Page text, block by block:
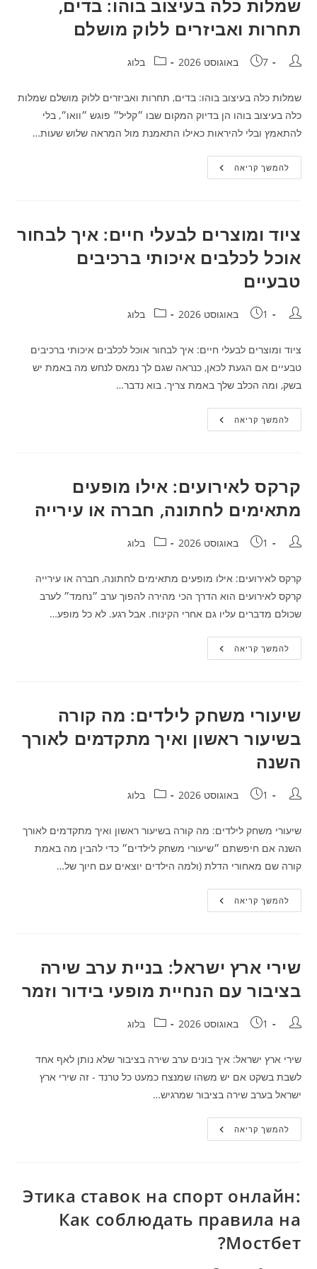
קניית
רעמת
האריה
שמלות כלה בעיצוב בוהו: בדים,
תחרות ואביזרים ללוק מושלם
מחבר: פורסם:
7 באוגוסט 2026 קטגוריה:
בלוג
שמלות כלה בעיצוב בוהו: בדים, תחרות ואביזרים ללוק מושלם שמלות
כלה בעיצוב בוהו הן בדיוק המקום שבו ״קליל״ פוגש ״וואו״, בלי
להתאמץ ובלי להיראות כאילו התאמנת מול המראה שלוש שעות…
להמשך קריאהשמלות
כלה
ללוק
מושלם
ציוד ומוצרים לבעלי חיים: איך לבחור
אוכל לכלבים איכותי ברכיבים
טבעיים
מחבר: פורסם:
1 באוגוסט 2026 קטגוריה:
בלוג
ציוד ומוצרים לבעלי חיים: איך לבחור אוכל לכלבים איכותי ברכיבים
טבעיים אם הגעת לכאן, כנראה שגם לך נמאס לנחש מה באמת יש
בשק, ומה הכלב שלך באמת צריך. בוא נדבר…
להמשך קריאהציוד
ומוצרים
לכלבים
איכותי
ברכיבים
טבעיים
קרקס לאירועים: אילו מופעים
מתאימים לחתונה, חברה או עירייה
מחבר: פורסם:
1 באוגוסט 2026 קטגוריה:
בלוג
קרקס לאירועים: אילו מופעים מתאימים לחתונה, חברה או עירייה
קרקס לאירועים הוא הדרך הכי מהירה להפוך ערב ״נחמד״ לערב
שכולם מדברים עליו גם אחרי הקינוח. אבל רגע. לא כל מופע…
להמשך קריאהקרקס
לאירועים:
או
שיעורי משחק לילדים: מה קורה
בשיעור ראשון ואיך מתקדמים לאורך
השנה
מחבר: פורסם:
1 באוגוסט 2026 קטגוריה:
בלוג
שיעורי משחק לילדים: מה קורה בשיעור ראשון ואיך מתקדמים לאורך
השנה אם חיפשתם ״שיעורי משחק לילדים״ כדי להבין מה באמת
קורה שם מאחורי הדלת (ולמה הילדים יוצאים עם חיוך של…
להמשך קריאהשיעורי
משחק
ואיך
מתקדמים
לאורך
השנה
שירי ארץ ישראל: בניית ערב שירה
בציבור עם הנחיית מופעי בידור וזמר
מחבר: פורסם:
1 באוגוסט 2026 קטגוריה:
בלוג
שירי ארץ ישראל: איך בונים ערב שירה בציבור שלא נותן לאף אחד
לשבת בשקט אם יש משהו שמנצח כמעט כל טרנד - זה שירי ארץ
ישראל בערב שירה בציבור שמרגיש…
להמשך קריאהשירי
ארץ
עם
הנחיית
מופעי
בידור
וזמר
Этика ставок на спорт онлайн:
Как соблюдать правила на
Мостбет?